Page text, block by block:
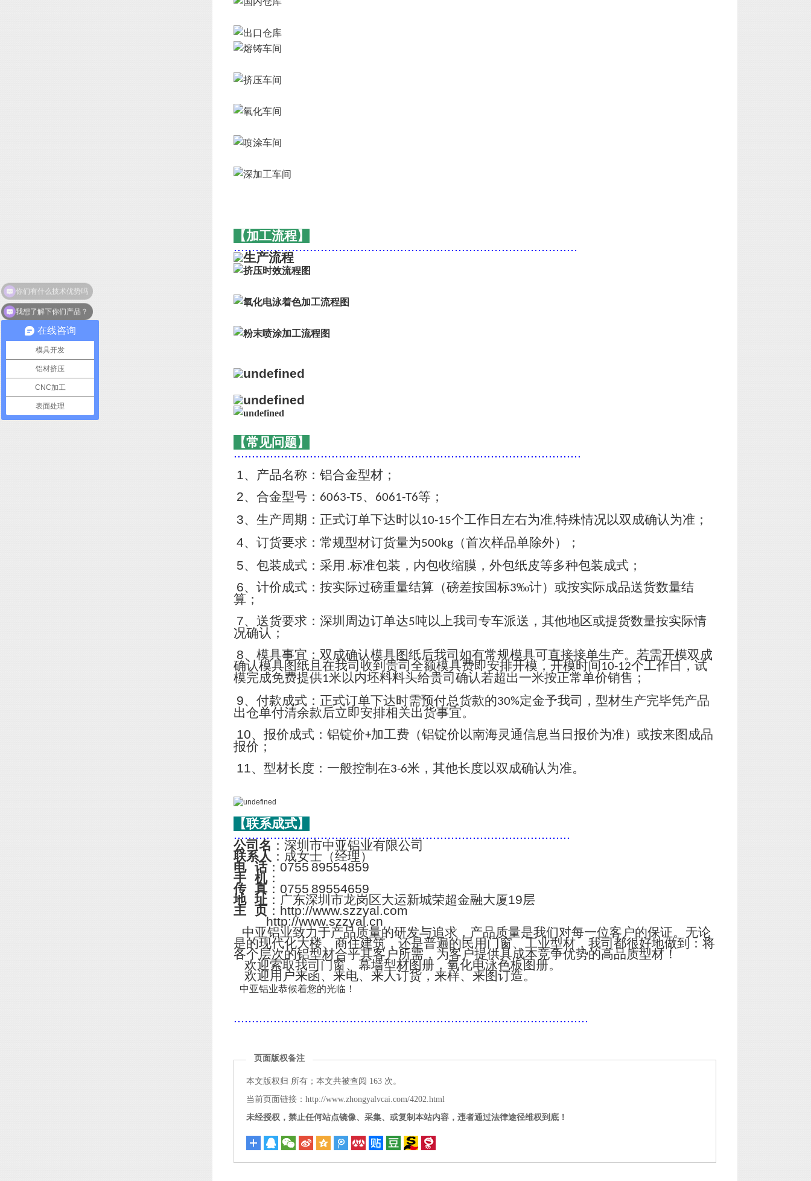
【加工流程】
...............................................................................................
【常见问题】
................................................................................................
1、产品名称：铝合金型材；
2、合金型号： 6063-T5、 6061-T6等；
3、生产周期：正式订单下达时以10-15个工作日左右为准,特殊情况以双成确认为准；
4、订货要求：常规型材订货量为500kg（首次样品单除外）；
5、包装成式：采用 .标准包装，内包收缩膜，外包纸皮等多种包装成式；
6、计价成式：按实际过磅重量结算（磅差按国标3‰计）或按实际成品送货数量结
算；
7、送货要求：深圳周边订单达5吨以上我司专车派送，其他地区或提货数量按实际情
况确认；
8、模具事宜：双成确认模具图纸后我司如有常规模具可直接接单生产。若需开模双成
确认模具图纸且在我司收到贵司全额模具费即安排开模，开模时间10-12个工作日，试
模完成免费提供1米以内坯料料头给贵司确认若超出一米按正常单价销售；
9、付款成式：正式订单下达时需预付总货款的30%定金予我司，型材生产完毕凭产品
出仓单付清余款后立即安排相关出货事宜。
10、报价成式：铝锭价+加工费（铝锭价以南海灵通信息当日报价为准）或按来图成品
报价；
11、型材长度：一般控制在3-6米，其他长度以双成确认为准。
【联系成式】
.............................................................................................
公司名 ：深圳市中亚铝业有限公司
联系人 ：成女士（经理）
电 话：0755 89554859
手 机：
传 真：0755 89554659
地 址：广东深圳市龙岗区大运新城荣超金融大厦19层
主 页：http://www.szzyal.com
http://www.szzyal.cn
中亚铝业致力于产品质量的研发与追求，产品质量是我们对每一位客户的保证。无论
是的现代化大楼、商住建筑，还是普遍的民用门窗、工业型材，我司都很好地做到：将
各个层次的铝型材合乎其客户所需，为客户提供具成本竞争优势的高品质型材！
欢迎索取我司门窗、幕墙型材图册，氧化电泳色板图册。
欢迎用户来函、来电、来人订货，来样、来图订造。
中亚铝业恭候着您的光临！
..................................................................................................
页面版权备注
本文版权归 所有；本文共被查阅 163 次。
当前页面链接：http://www.zhongyalvcai.com/4202.html
未经授权，禁止任何站点镜像、采集、或复制本站内容，违者通过法律途径维权到底！
在线咨询
模具开发
铝材挤压
CNC加工
表面处理
我想了解下你们产品？